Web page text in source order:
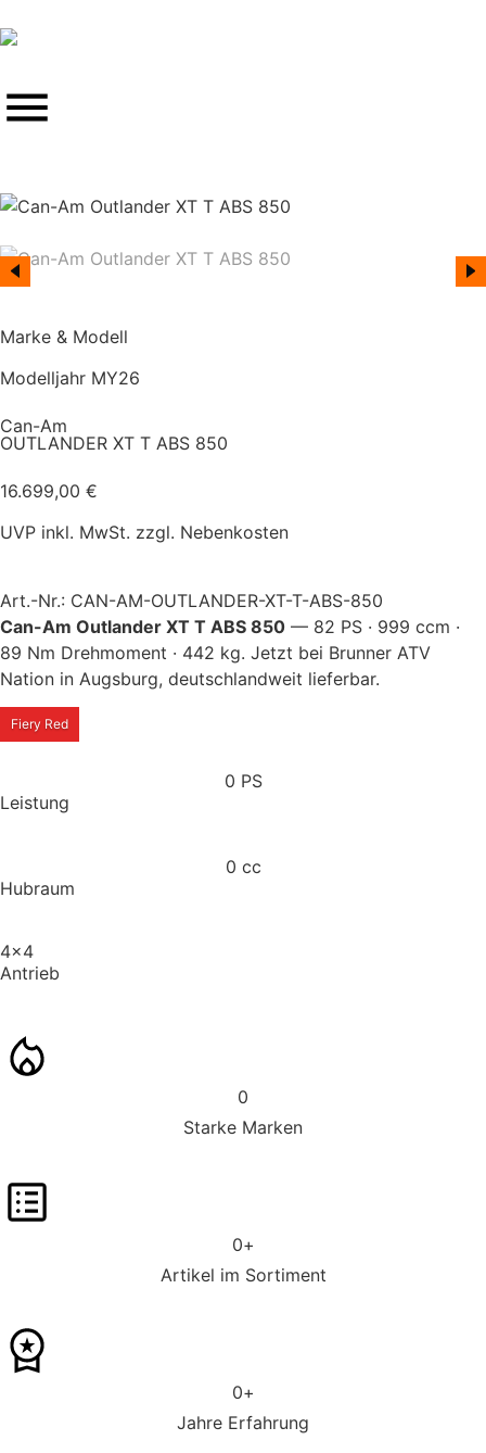
Marke & Modell
Modelljahr MY26
Can-Am
OUTLANDER XT T ABS 850
16.699,00 €
UVP inkl. MwSt. zzgl. Nebenkosten
Art.-Nr.: CAN-AM-OUTLANDER-XT-T-ABS-850
Can-Am Outlander XT T ABS 850 — 82 PS · 999 ccm ·
89 Nm Drehmoment · 442 kg. Jetzt bei Brunner ATV
Nation in Augsburg, deutschlandweit lieferbar.
Fiery Red
0 PS
Leistung
0 cc
Hubraum
4x4
Antrieb
Starke Marken
0
Artikel im Sortiment
0+
Jahre Erfahrung
0+